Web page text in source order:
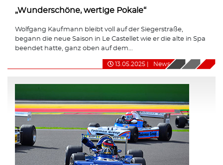
„Wunderschöne, wertige Pokale“
Wolfgang Kaufmann bleibt voll auf der Siegerstraße,
begann die neue Saison in Le Castellet wie er die alte in Spa
beendet hatte, ganz oben auf dem...
13.05.2025 News